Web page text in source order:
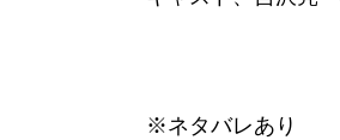
※ネタバレあり